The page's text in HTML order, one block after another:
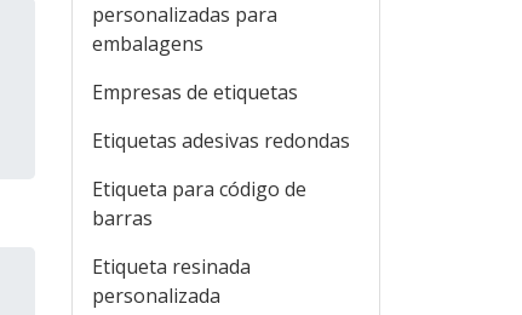
personalizadas para
embalagens
Empresas de etiquetas
Etiquetas adesivas redondas
Etiqueta para código de
barras
Etiqueta resinada
personalizada